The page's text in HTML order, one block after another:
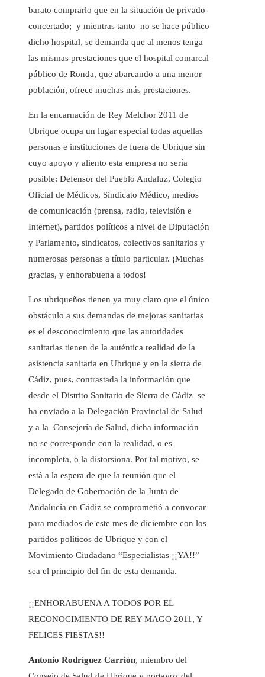
barato comprarlo que en la situación de privado-
concertado; y mientras tanto no se hace público
dicho hospital, se demanda que al menos tenga
las mismas prestaciones que el hospital comarcal
público de Ronda, que abarcando a una menor
población, ofrece muchas más prestaciones.
En la encarnación de Rey Melchor 2011 de
Ubrique ocupa un lugar especial todas aquellas
personas e instituciones de fuera de Ubrique sin
cuyo apoyo y aliento esta empresa no sería
posible: Defensor del Pueblo Andaluz, Colegio
Oficial de Médicos, Sindicato Médico, medios
de comunicación (prensa, radio, televisión e
Internet), partidos políticos a nivel de Diputación
y Parlamento, sindicatos, colectivos sanitarios y
numerosas personas a título particular. ¡Muchas
gracias, y enhorabuena a todos!
Los ubriqueños tienen ya muy claro que el único
obstáculo a sus demandas de mejoras sanitarias
es el desconocimiento que las autoridades
sanitarias tienen de la auténtica realidad de la
asistencia sanitaria en Ubrique y en la sierra de
Cádiz, pues, contrastada la información que
desde el Distrito Sanitario de Sierra de Cádiz se
ha enviado a la Delegación Provincial de Salud
y a la Consejería de Salud, dicha información
no se corresponde con la realidad, o es
incompleta, o la distorsiona. Por tal motivo, se
está a la espera de que la reunión que el
Delegado de Gobernación de la Junta de
Andalucía en Cádiz se comprometió a convocar
para mediados de este mes de diciembre con los
partidos políticos de Ubrique y con el
Movimiento Ciudadano “Especialistas ¡¡YA!!”
sea el principio del fin de esta demanda.
¡¡ENHORABUENA A TODOS POR EL
RECONOCIMIENTO DE REY MAGO 2011, Y
FELICES FIESTAS!!
Antonio Rodríguez Carrión, miembro del